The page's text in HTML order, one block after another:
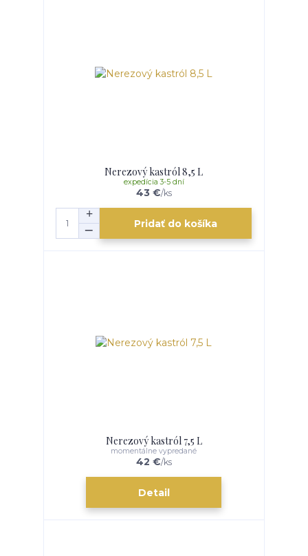
Nerezový kastról 8,5 L
43 €/ks
expedícia 3-5 dní
Pridať do košíka
Nerezový kastról 7,5 L
42 €/ks
momentálne vypredané
Detail